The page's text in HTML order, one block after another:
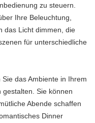
zu steuern.
Ihre Beleuchtung,
das Licht dimmen, die
für unterschiedliche
das Ambiente in Ihrem
Sie können
Abende schaffen
Dinner